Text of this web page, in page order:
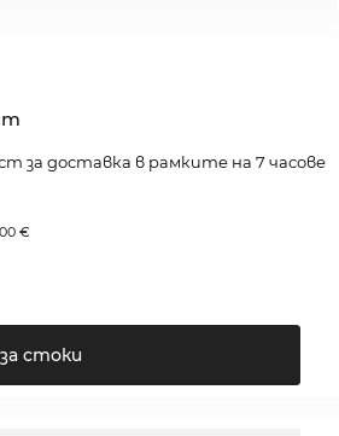
за доставка в рамките на 7 часове
€
стоки